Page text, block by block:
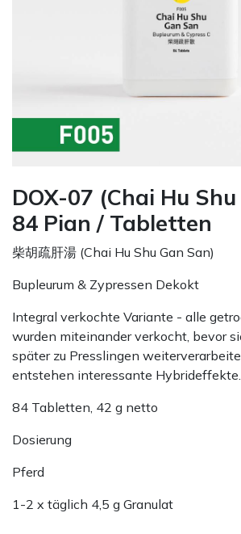
DOX-07 (Chai Hu
84 Pian / Tabletten
柴胡疏肝湯 (Chai Hu Shu Gan San)
Bupleurum & Zypressen Dekokt
Integral verkochte Variante - alle
wurden miteinander verkocht, bevor
später zu Presslingen
entstehen interessante Hybrideffekte.
84 Tabletten, 42 g netto
Dosierung
Pferd
1-2 x täglich 4,5 g Granulat